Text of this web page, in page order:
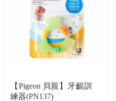
【Pigeon 貝親】牙齦訓
練器(PN137)